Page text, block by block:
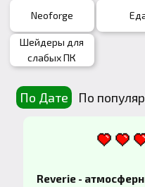
Neoforge
Шейдеры для
слабых ПК
По Дате По
Reverie -